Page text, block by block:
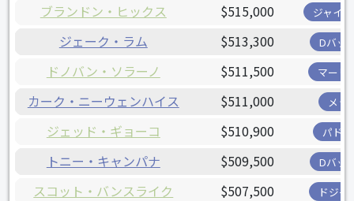
ブランドン・ヒックス $515,000 ジャイ
ジェーク・ラム $513,300 Dバッ
ドノバン・ソラーノ $511,500 マーリ
カーク・ニーウェンハイス $511,000 メッ
ジェッド・ギョーコ $510,900 パド
トニー・キャンパナ $509,500 Dバッ
スコット・バンスライク $507,500 ドジャ